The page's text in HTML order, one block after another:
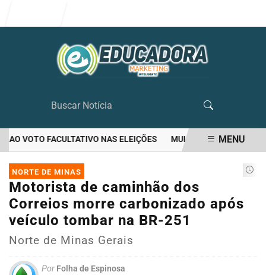
VOTO FACULTATIVO NAS ELEIÇÕES MULHER MATA O
EM ALTA
MENU
NORTE DE MINAS
Motorista de caminhão dos
Correios morre carbonizado após
veículo tombar na BR-251
Norte de Minas Gerais
Por Folha de Espinosa